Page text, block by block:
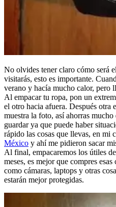
No olvides tener claro cómo será
visitarás, esto es importante.
verano y hacía mucho calor, pero
Al empacar tu ropa, pon un
el otro hacia afuera. Después otra
muestra la foto, así ahorras
guardar ya que puede haber
rápido las cosas que llevas, en mi
México y ahí me pidieron sacar
Al final, empacaremos los útiles
meses, es mejor que compres
como cámaras, laptops y otras
estarán mejor protegidas.